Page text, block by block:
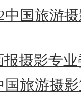
国旅游摄
摄影专业
国旅游摄